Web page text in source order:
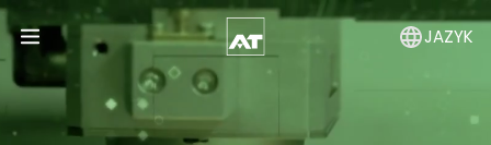
Open Menu JAZYK